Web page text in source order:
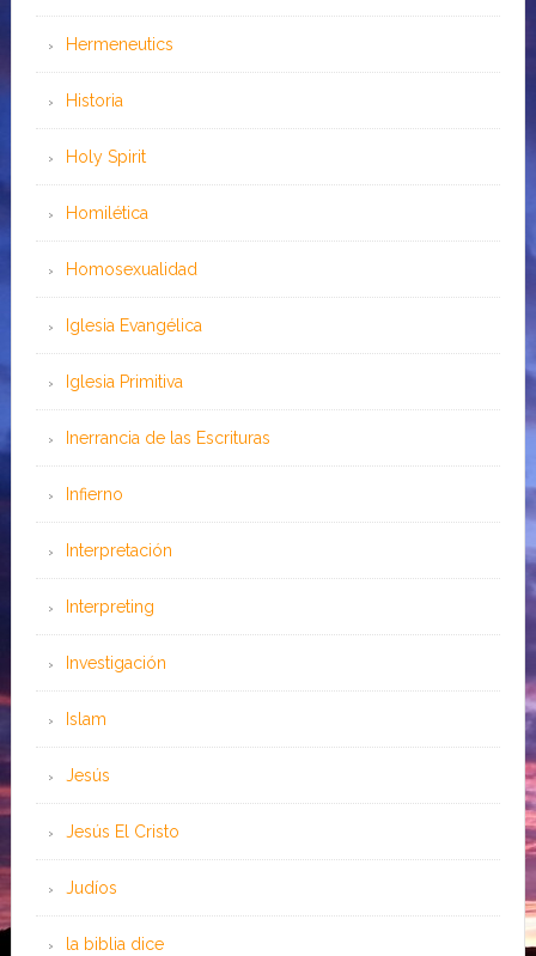
Hermeneutics
Historia
Holy Spirit
Homilética
Homosexualidad
Iglesia Evangélica
Iglesia Primitiva
Inerrancia de las Escrituras
Infierno
Interpretación
Interpreting
Investigación
Islam
Jesús
Jesús El Cristo
Judíos
la biblia dice